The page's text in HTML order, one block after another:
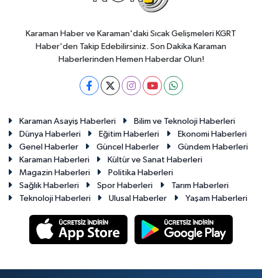
Karaman Haber ve Karaman'daki Sıcak Gelişmeleri KGRT
Haber'den Takip Edebilirsiniz. Son Dakika Karaman
Haberlerinden Hemen Haberdar Olun!
Karaman Asayiş Haberleri
Bilim ve Teknoloji Haberleri
Dünya Haberleri
Eğitim Haberleri
Ekonomi Haberleri
Genel Haberler
Güncel Haberler
Gündem Haberleri
Karaman Haberleri
Kültür ve Sanat Haberleri
Magazin Haberleri
Politika Haberleri
Sağlık Haberleri
Spor Haberleri
Tarım Haberleri
Teknoloji Haberleri
Ulusal Haberler Yaşam Haberleri